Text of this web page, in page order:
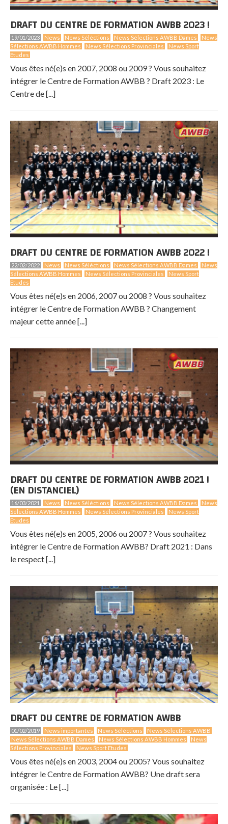
DRAFT DU CENTRE DE FORMATION AWBB 2023 !
19/01/2023 News News Séléctions News Sélections AWBB Dames
News
Sélections AWBB Hommes
News Sélections Provinciales
News Sport
Etudes
Vous êtes né(e)s en 2007, 2008 ou 2009 ? Vous souhaitez
intégrer le Centre de Formation AWBB ? Draft 2023 : Le
Centre de [...]
DRAFT DU CENTRE DE FORMATION AWBB 2022 !
22/02/2022 News News Séléctions News Sélections AWBB Dames
News
Sélections AWBB Hommes
News Sélections Provinciales
News Sport
Etudes
Vous êtes né(e)s en 2006, 2007 ou 2008 ? Vous souhaitez
intégrer le Centre de Formation AWBB ? Changement
majeur cette année [...]
DRAFT DU CENTRE DE FORMATION AWBB 2021 !
(EN DISTANCIEL)
16/03/2021 News News Séléctions News Sélections AWBB Dames
News
Sélections AWBB Hommes
News Sélections Provinciales
News Sport
Etudes
Vous êtes né(e)s en 2005, 2006 ou 2007 ? Vous souhaitez
intégrer le Centre de Formation AWBB? Draft 2021 : Dans
le respect [...]
DRAFT DU CENTRE DE FORMATION AWBB
01/02/2019 News importantes News Séléctions
News Sélections AWBB
News Sélections AWBB Dames
News Sélections AWBB Hommes
News
Sélections Provinciales
News Sport Etudes
Vous êtes né(e)s en 2003, 2004 ou 2005? Vous souhaitez
intégrer le Centre de Formation AWBB? Une draft sera
organisée : Le [...]